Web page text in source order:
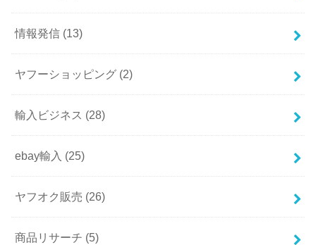
情報発信 (13)
ヤフーショッピング (2)
輸入ビジネス (28)
ebay輸入 (25)
ヤフオク販売 (26)
商品リサーチ (5)